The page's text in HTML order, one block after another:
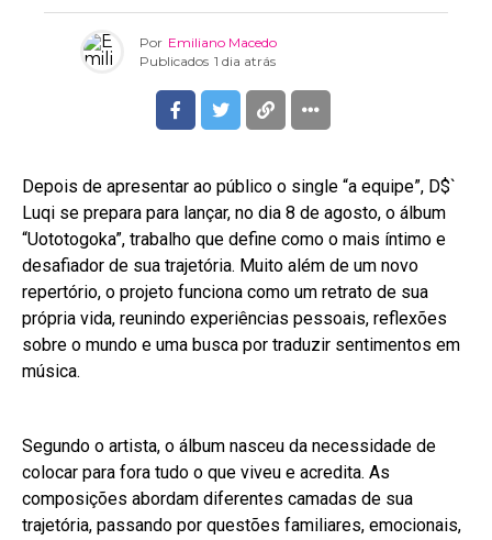
Por Emiliano Macedo
Publicados 1 dia atrás
Depois de apresentar ao público o single “a equipe”, D$`
Luqi se prepara para lançar, no dia 8 de agosto, o álbum
“Uototogoka”, trabalho que define como o mais íntimo e
desafiador de sua trajetória. Muito além de um novo
repertório, o projeto funciona como um retrato de sua
própria vida, reunindo experiências pessoais, reflexões
sobre o mundo e uma busca por traduzir sentimentos em
música.
Segundo o artista, o álbum nasceu da necessidade de
colocar para fora tudo o que viveu e acredita. As
composições abordam diferentes camadas de sua
trajetória, passando por questões familiares, emocionais,